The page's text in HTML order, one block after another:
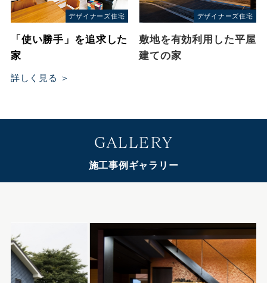
デザイナーズ住宅
「使い勝手」を追求した
家
詳しく見る ＞
デザイナーズ住宅
敷地を有効利用した平屋
建ての家
GALLERY
施工事例ギャラリー